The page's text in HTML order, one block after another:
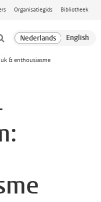
Organisatiegids Bibliotheek
& enthousiasme